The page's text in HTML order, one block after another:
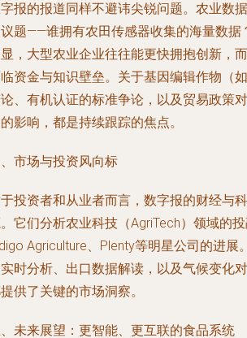
报的报道同样不避讳尖锐问题。农业数
题——谁拥有农田传感器收集的海量数据
，大型农业企业往往能更快拥抱创新，
资金与知识壁垒。关于基因编辑作物（
、有机认证的标准争论，以及贸易政策
影响，都是持续跟踪的焦点。
市场与投资风向标
投资者和从业者而言，数字报的财经与
它们分析农业科技（AgriTech）领域的
Agriculture、Plenty等明星公司的进展
时分析、出口数据解读，以及气候变化
供了关键的市场洞察。
未来展望：更智能、更互联的食品系统